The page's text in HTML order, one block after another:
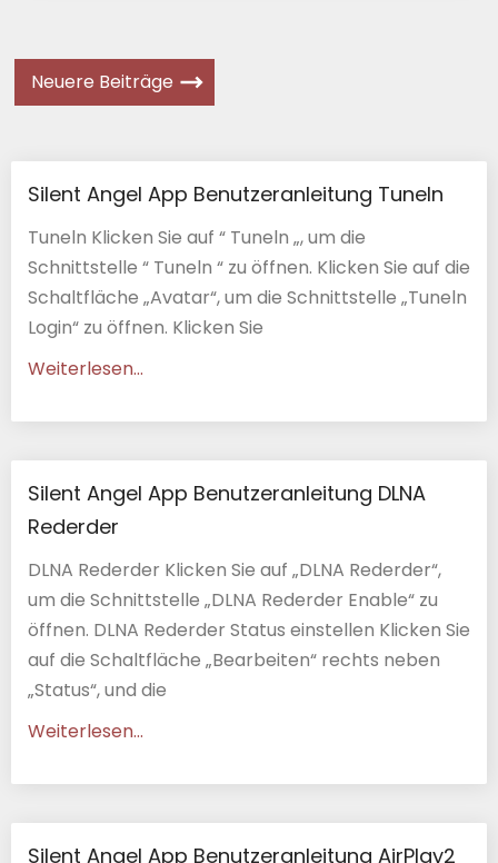
Neuere Beiträge
Silent Angel App Benutzeranleitung Tuneln
Tuneln Klicken Sie auf “ Tuneln „, um die
Schnittstelle “ Tuneln “ zu öffnen. Klicken Sie auf die
Schaltfläche „Avatar“, um die Schnittstelle „Tuneln
Login“ zu öffnen. Klicken Sie
Weiterlesen...
Silent Angel App Benutzeranleitung DLNA
Rederder
DLNA Rederder Klicken Sie auf „DLNA Rederder“,
um die Schnittstelle „DLNA Rederder Enable“ zu
öffnen. DLNA Rederder Status einstellen Klicken Sie
auf die Schaltfläche „Bearbeiten“ rechts neben
„Status“, und die
Weiterlesen...
Silent Angel App Benutzeranleitung AirPlay2